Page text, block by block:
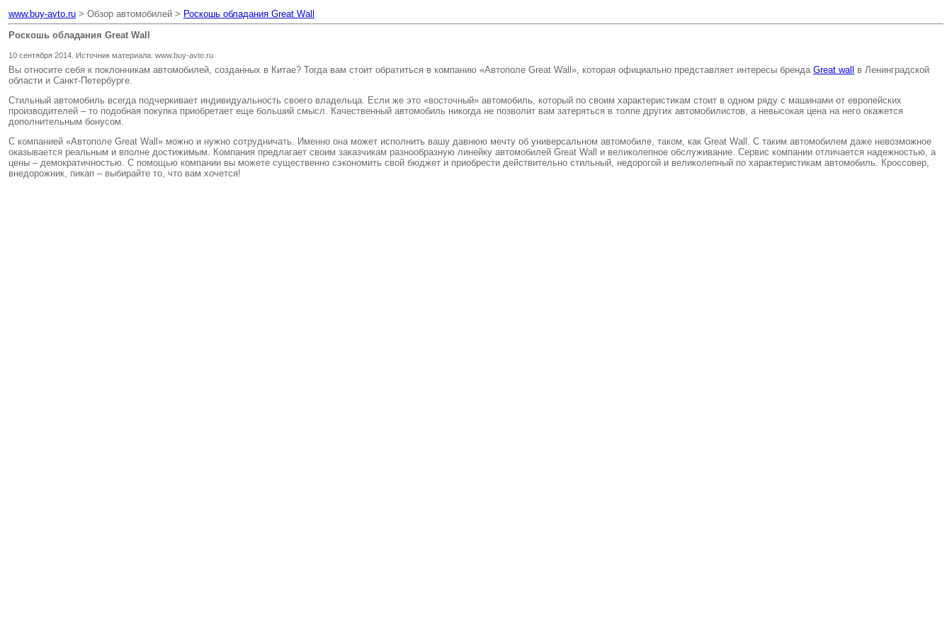
www.buy-avto.ru > Обзор автомобилей > Роскошь обладания Great Wall
Роскошь обладания Great Wall
10 сентября 2014. Источник материала: www.buy-avto.ru
Вы относите себя к поклонникам автомобилей, созданных в Китае? Тогда вам стоит обратиться в компанию «Автополе Great Wall», которая официально представляет интересы бренда Great wall
в Ленинградской
области и Санкт-Петербурге.
Стильный автомобиль всегда подчеркивает индивидуальность своего владельца. Если же это «восточный» автомобиль, который по своим характеристикам стоит в одном ряду с машинами от европейских
производителей – то подобная покупка приобретает еще больший смысл. Качественный автомобиль никогда не позволит вам затеряться в толпе других автомобилистов, а невысокая цена на него окажется
дополнительным бонусом.
С компанией «Автополе Great Wall» можно и нужно сотрудничать. Именно она может исполнить вашу давнюю мечту об универсальном автомобиле, таком, как Great Wall. С таким автомобилем даже невозможное
оказывается реальным и вполне достижимым. Компания предлагает своим заказчикам разнообразную линейку автомобилей Great Wall и великолепное обслуживание. Сервис компании отличается надежностью, а
цены – демократичностью. С помощью компании вы можете существенно сэкономить свой бюджет и приобрести действительно стильный, недорогой и великолепный по характеристикам автомобиль. Кроссовер,
внедорожник, пикап – выбирайте то, что вам хочется!